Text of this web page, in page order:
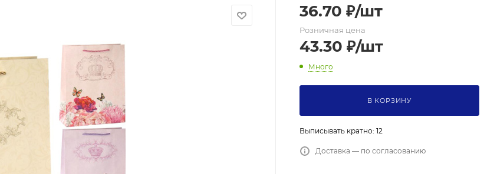
36.70 ₽/шт
Розничная цена
43.30 ₽/шт
Много
В КОРЗИНУ
Выписывать кратно: 12
Доставка — по согласованию